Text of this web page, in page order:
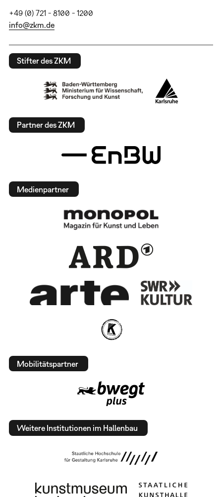
+49 (0) 721 - 8100 - 1200
info@zkm.de
Stifter des ZKM
Partner des ZKM
Medienpartner
Mobilitätspartner
Weitere Institutionen im Hallenbau